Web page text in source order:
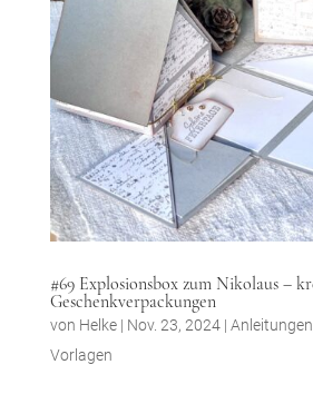
#69 Explosionsbox zum Nikolaus –
Geschenkverpackungen
von Helke| Nov. 23, 2024| Anleitungen
Vorlagen